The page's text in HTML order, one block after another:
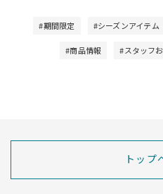
#期間限定 #シーズンアイテム
#商品情報 #スタッフ
トップ